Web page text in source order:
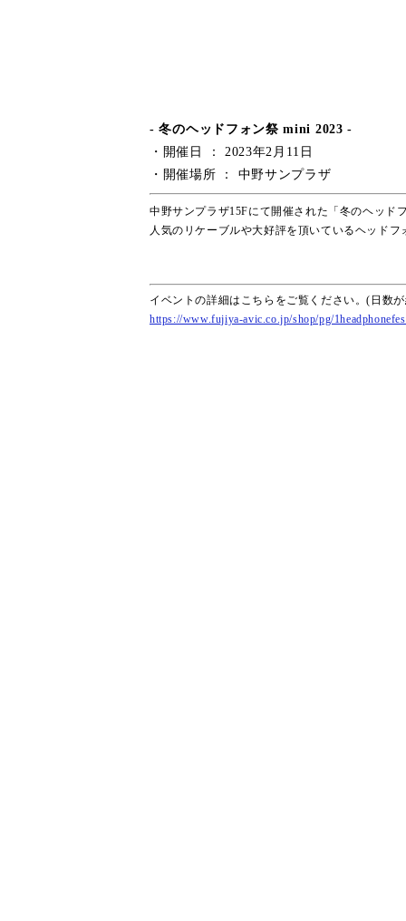
- 冬のヘッドフォン祭 mini 2023 -
・開催日 ： 2023年2月11日
・開催場所 ： 中野サンプラザ
中野サンプラザ15Fにて開催された「冬のヘッド
人気のリケーブルや大好評を頂いているヘッド
イベントの詳細はこちらをご覧ください。(日数
https://www.fujiya-avic.co.jp/shop/pg/